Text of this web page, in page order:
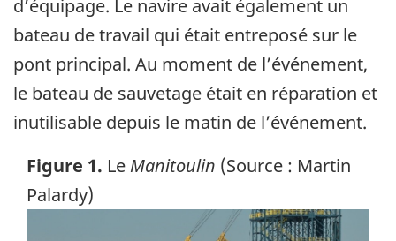
d’équipage. Le navire avait également un
bateau de travail qui était entreposé sur le
pont principal. Au moment de l’événement,
le bateau de sauvetage était en réparation et
inutilisable depuis le matin de l’événement.
Figure 1. Le Manitoulin (Source : Martin
Palardy)